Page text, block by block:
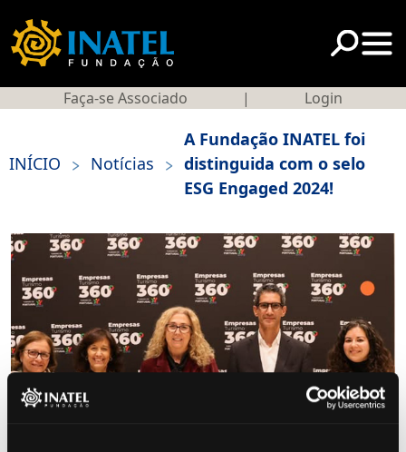
Faça-se Associado | Login
INÍCIO > Notícias >
A Fundação INATEL foi
distinguida com o selo
ESG Engaged 2024!